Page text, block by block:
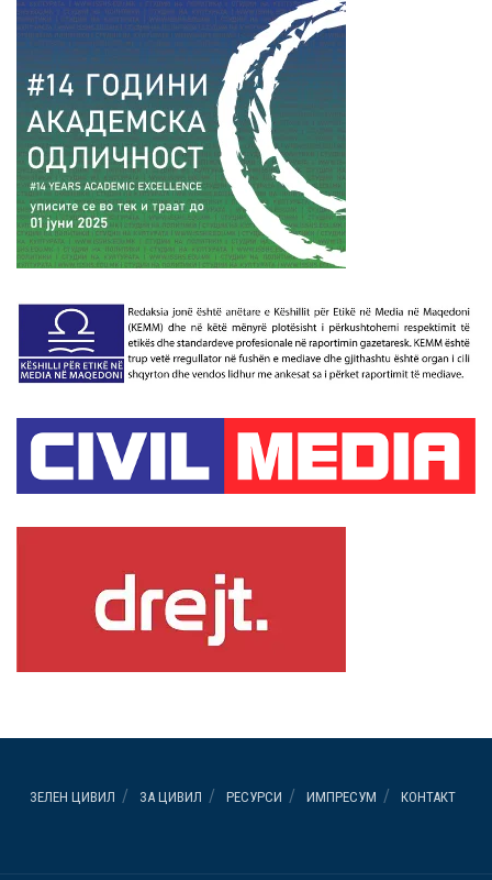
ЗЕЛЕН ЦИВИЛ ЗА ЦИВИЛ РЕСУРСИ ИМПРЕСУМ КОНТАКТ